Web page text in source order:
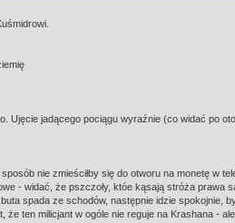
jadącego pociągu wyraźnie (co widać po
nie zmieściłby się do otworu na monetę w
- widać, że pszczoły, któe kąsają stróża prawa
spada ze schodów, następnie idzie
że ten milicjant w ogóle nie reguje na Krashana